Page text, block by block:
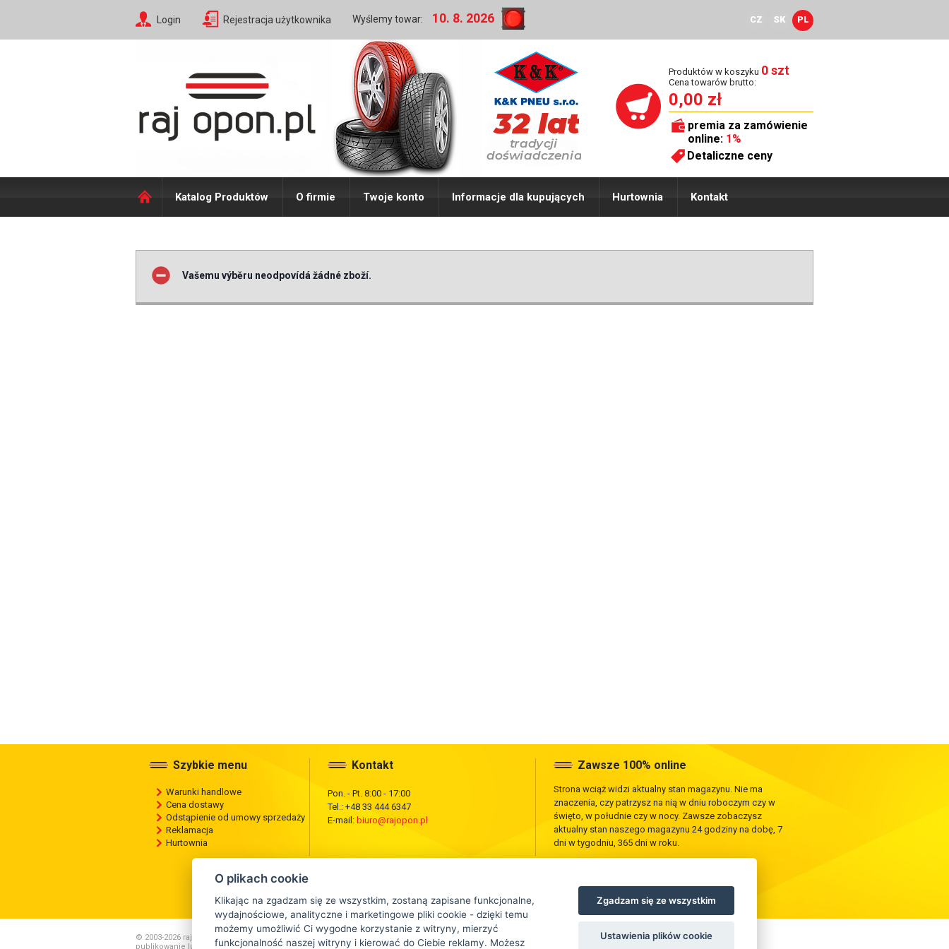
Login Rejestracja użytkownika Wyślemy towar: 10. 8. 2026 CZ SK PL
Produktów w koszyku 0 szt
Cena towarów brutto:
0,00 zł
premia za zamówienie
online: 1%
Detaliczne ceny
Katalog Produktów O firmie Twoje konto Informacje dla kupujących Hurtownia Kontakt
Vašemu výběru neodpovídá žádné zboží.
Szybkie menu
Warunki handlowe
Cena dostawy
Odstąpienie od umowy sprzedaży
Reklamacja
Hurtownia
Kontakt
Pon. - Pt. 8:00 - 17:00
Tel.: +48 33 444 6347
E-mail: biuro@rajopon.pl
Zawsze 100% online
Strona wciąż widzi aktualny stan magazynu. Nie ma
znaczenia, czy patrzysz na nią w dniu roboczym czy w
święto, w południe czy w nocy. Zawsze zobaczysz
aktualny stan naszego magazynu 24 godziny na dobę, 7
dni w tygodniu, 365 dni w roku.
© 2003-2026 rajopon.pl , Wszelkie kopiowanie ,
publikowanie lub rozpowszechnianie zawartości tej strony jest zabronione.
O plikach cookie
Klikając na zgadzam się ze wszystkim, zostaną zapisane funkcjonalne,
wydajnościowe, analityczne i marketingowe pliki cookie - dzięki temu
możemy umożliwić Ci wygodne korzystanie z witryny, mierzyć
funkcjonalność naszej witryny i kierować do Ciebie reklamy. Możesz
Zgadzam się ze wszystkim
Ustawienia plików cookie